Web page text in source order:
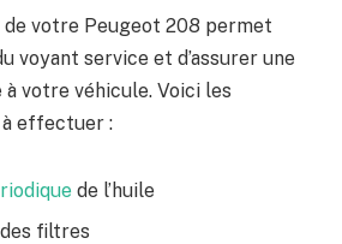
de votre Peugeot 208 permet
voyant service et d’assurer une
à votre véhicule. Voici les
effectuer :
de l’huile
filtres